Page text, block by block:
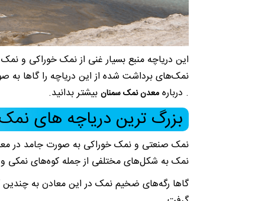
نمک‌های برداشت شده از این دریاچه را گاها به
. درباره معدن نمک سمنان بیشتر بدانید.
بزرگ ترین دریاچه های
نمک صنعتی و نمک خوراکی به صورت جامد در
نمک به شکل‌های مختلفی از جمله کوه‌های نمکی
گاها رگه‌های ضخیم نمک در این معادن به